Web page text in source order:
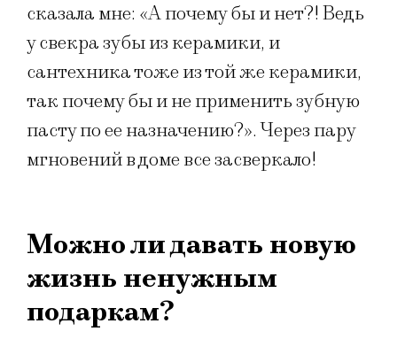
сказала мне: «А почему бы и нет?! Ведь
у свекра зубы из керамики, и
сантехника тоже из той же керамики,
так почему бы и не применить зубную
пасту по ее назначению?». Через пару
мгновений в доме все засверкало!
Можно ли давать новую
жизнь ненужным
подаркам?